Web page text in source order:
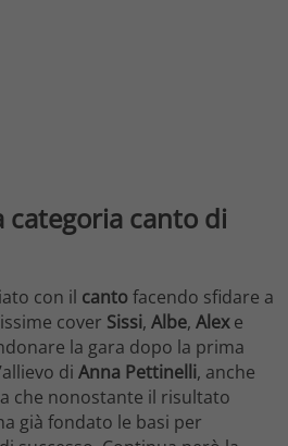
categoria canto di
con il cantofacendo sfidare a
cover Sissi, Albe, Alexe
la gara dopo la prima
di Anna Pettinelli, anche
che nonostante il risultato
già fondato le basi per